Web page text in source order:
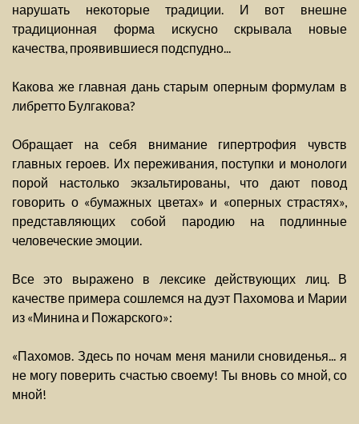
нарушать некоторые традиции. И вот внешне
традиционная форма искусно скрывала новые
качества, проявившиеся подспудно...
Какова же главная дань старым оперным формулам в
либретто Булгакова?
Обращает на себя внимание гипертрофия чувств
главных героев. Их переживания, поступки и монологи
порой настолько экзальтированы, что дают повод
говорить о «бумажных цветах» и «оперных страстях»,
представляющих собой пародию на подлинные
человеческие эмоции.
Все это выражено в лексике действующих лиц. В
качестве примера сошлемся на дуэт Пахомова и Марии
из «Минина и Пожарского»:
«Пахомов. Здесь по ночам меня манили сновиденья... я
не могу поверить счастью своему! Ты вновь со мной, со
мной!